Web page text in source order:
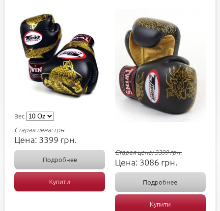
Вес
Старая цена:грн.
Цена: 3399 грн.
Подробнее
Купити
Старая цена:3399грн.
Цена: 3086 грн.
Подробнее
Купити